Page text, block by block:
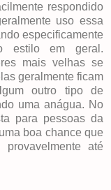
respondido
uso essa
especificamente
estilo em geral.
mais velhas se
geralmente ficam
outro tipo de
uma anágua. No
para pessoas da
boa chance que
até